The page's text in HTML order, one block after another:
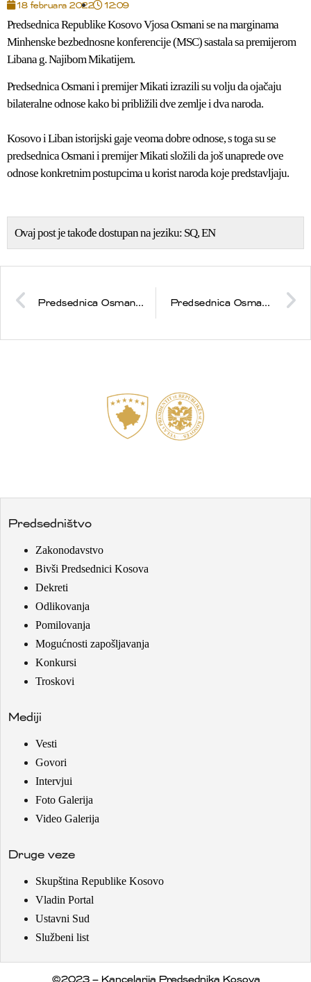
18 februara 2022 12:09
Predsednica Republike Kosovo Vjosa Osmani se na marginama
Minhenske bezbednosne konferencije (MSC) sastala sa premijerom
Libana g. Najibom Mikatijem.
Predsednica Osmani i premijer Mikati izrazili su volju da ojačaju
bilateralne odnose kako bi približili dve zemlje i dva naroda.
Kosovo i Liban istorijski gaje veoma dobre odnose, s toga su se
predsednica Osmani i premijer Mikati složili da još unaprede ove
odnose konkretnim postupcima u korist naroda koje predstavljaju.
Ovaj post je takođe dostupan na jeziku: SQ EN
Predsednica Osmani primila je telegram čestitke povodom 14. godišnjice nezavisnosti Kosova od predsednika Skupštine opštine Ulcinj i predsednika stranke Nove demokratske snage Genca Nimanbegua Predsednica Osmani primila telegrame čestitke od predsednika Litvanije, Makedonije, Singapura i Međunarodne organizacije Frankofonije
Predsedništvo
Zakonodavstvo
Bivši Predsednici Kosova
Dekreti
Odlikovanja
Pomilovanja
Mogućnosti zapošljavanja
Konkursi
Troskovi
Mediji
Vesti
Govori
Intervjui
Foto Galerija
Video Galerija
Druge veze
Skupština Republike Kosovo
Vladin Portal
Ustavni Sud
Službeni list